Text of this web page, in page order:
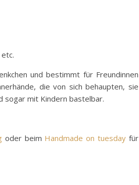
und bestimmt für Freundinnen
die von sich behaupten, sie
sogar mit Kindern bastelbar.
oder beim Handmade on tuesday für